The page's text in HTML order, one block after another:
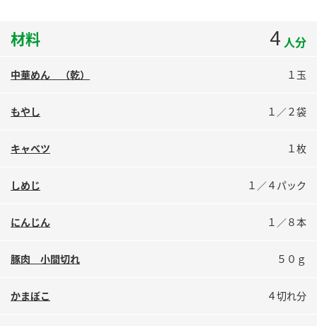
鍋奉行マニュアル
ミツカンのCM
人気商品 ＋ おすすめレシピ
キッザニア東京「ぽん酢工房」
検索
業務用サイト 製造所固有記号一覧
材料 4 人分
中華めん （乾） １玉
もやし １／２袋
キャベツ １枚
しめじ １／４パック
にんじん １／８本
豚肉 小間切れ ５０ｇ
かまぼこ ４切れ分